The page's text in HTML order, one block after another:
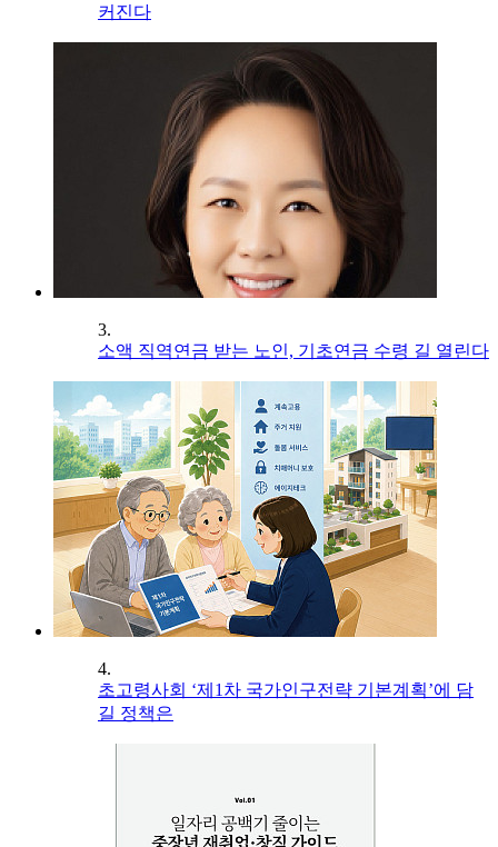
커진다
3.
소액 직역연금 받는 노인, 기초연금 수령 길 열린다
4.
초고령사회 ‘제1차 국가인구전략 기본계획’에 담
길 정책은